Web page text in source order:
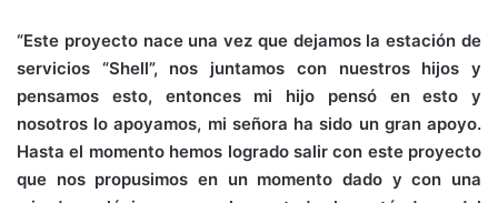
“Este proyecto nace una vez que dejamos la estación de
servicios “Shell”, nos juntamos con nuestros hijos y
pensamos esto, entonces mi hijo pensó en esto y
nosotros lo apoyamos, mi señora ha sido un gran apoyo.
Hasta el momento hemos logrado salir con este proyecto
que nos propusimos en un momento dado y con una